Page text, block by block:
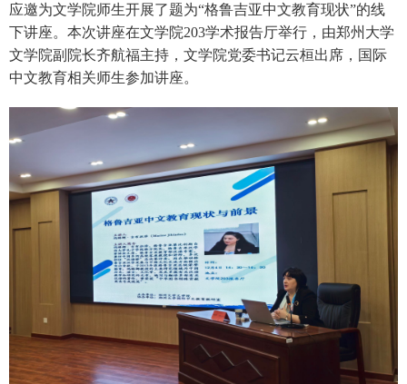
应邀为文学院师生开展了题为“格鲁吉亚中文教育现状”的线
下讲座。本次讲座在文学院203学术报告厅举行，由郑州大学
文学院副院长齐航福主持，文学院党委书记云桓出席，国际
中文教育相关师生参加讲座。